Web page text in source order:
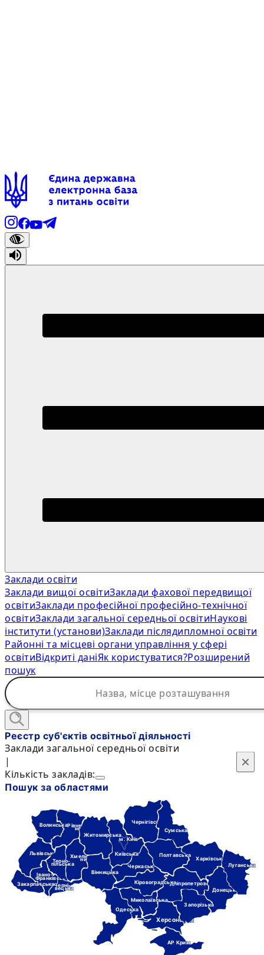
Заклади освіти
Заклади вищої освітиЗаклади фахової передвищої
освітиЗаклади професійної професійно-технічної
освітиЗаклади загальної середньої освітиНаукові
інститути (установи)Заклади післядипломної освіти
Районні та місцеві органи управління у сфері
освітиВідкриті даніЯк користуватися?Розширений
пошук
×
Реєстр суб'єктів освітньої діяльності
Заклади загальної середньої освіти
|
Кількість закладів:
Пошук за областями
Черкаська
Чернігівська
Черні-
вецька
Дніпропетровська
Донецька
Івано-
Франківська
Харківська
Херсонська
Хмель-
ницька
Кіровоградська
АР Крим
Київська
м. Київ
Луганська
Львівська
Миколаївська
Одеська
Полтавська
Рівне-
нська Сумська
Терно-
пільська
Вінницька
Волинська
Закарпатська
Запорізька
Житомирська
×